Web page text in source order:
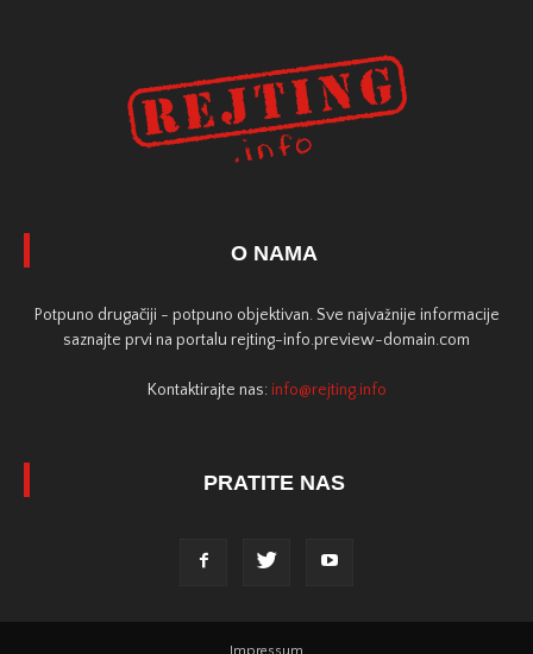
O NAMA
Potpuno drugačiji - potpuno objektivan. Sve najvažnije informacije
saznajte prvi na portalu rejting-info.preview-domain.com
Kontaktirajte nas: info@rejting.info
PRATITE NAS